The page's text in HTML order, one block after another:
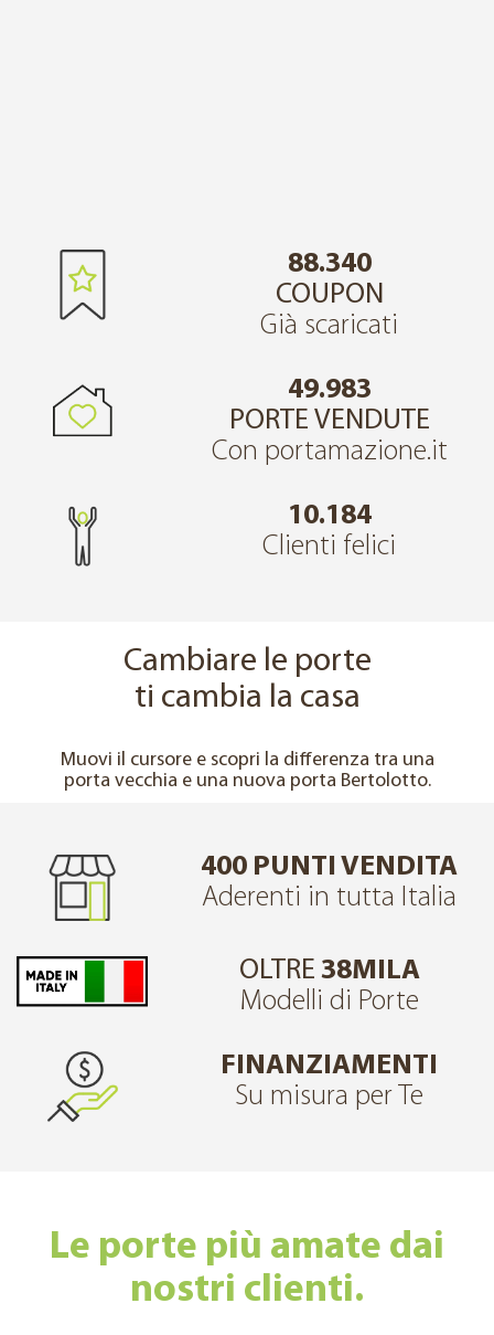
88.340
COUPON
Già scaricati
49.983
PORTE VENDUTE
Con portamazione.it
10.184
Clienti felici
Cambiare le porte
ti cambia la casa
PRIMA DOPO
Muovi il cursore e scopri la differenza tra una
porta vecchia e una nuova porta Bertolotto.
400 PUNTI VENDITA
Aderenti in tutta Italia
OLTRE 38MILA
Modelli di Porte
FINANZIAMENTI
Su misura per Te
Le porte più amate dai
nostri clienti.